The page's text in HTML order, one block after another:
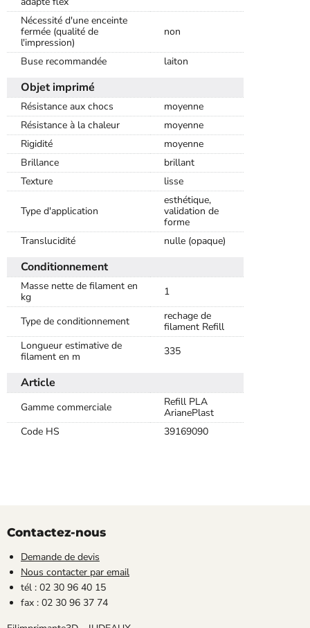
Nécessité d'une enceinte
fermée (qualité de
l'impression)
non
Buse recommandée laiton
Objet imprimé
Résistance aux chocs
moyenne
Résistance à la chaleur
moyenne
Rigidité
moyenne
Brillance
brillant
Texture
lisse
Type d'application
esthétique,
validation de
forme
Translucidité
nulle (opaque)
Conditionnement
Masse nette de filament en
kg
1
Type de conditionnement
rechage de
filament Refill
Longueur estimative de
filament en m
335
Article
Gamme commerciale
Refill PLA
ArianePlast
Code HS
39169090
Contactez-nous
Demande de devis
Nous contacter par email
tél : 02 30 96 40 15
fax : 02 30 96 37 74